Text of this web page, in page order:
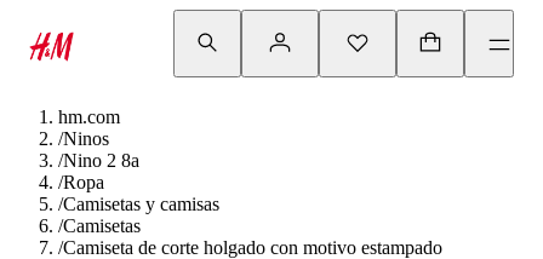
hm.com
/Ninos
/Nino 2 8a
/Ropa
/Camisetas y camisas
/Camisetas
/Camiseta de corte holgado con motivo estampado